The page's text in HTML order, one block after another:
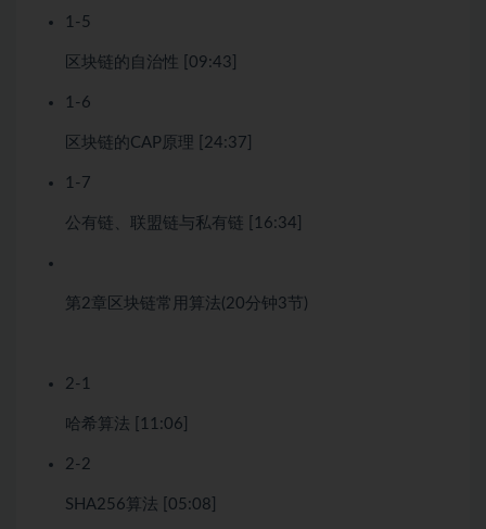
1-5
区块链的自治性 [09:43]
1-6
区块链的CAP原理 [24:37]
1-7
公有链、联盟链与私有链 [16:34]
第2章 区块链常用算法 (20分钟3节)
2-1
哈希算法 [11:06]
2-2
SHA256算法 [05:08]